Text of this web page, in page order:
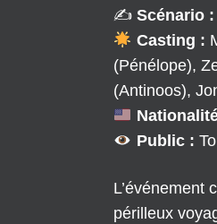
✍️ Scénario :
Casting :
(Pénélope),
(Antinoos),
Public :
L’événement
périlleux